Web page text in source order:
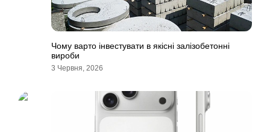
Чому варто інвестувати в якісні залізобетонні
вироби
3 Червня, 2026